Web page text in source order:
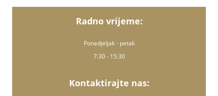
Radno vrijeme:
Ponedjeljak - petak
7:30 - 15:30
Kontaktirajte nas: